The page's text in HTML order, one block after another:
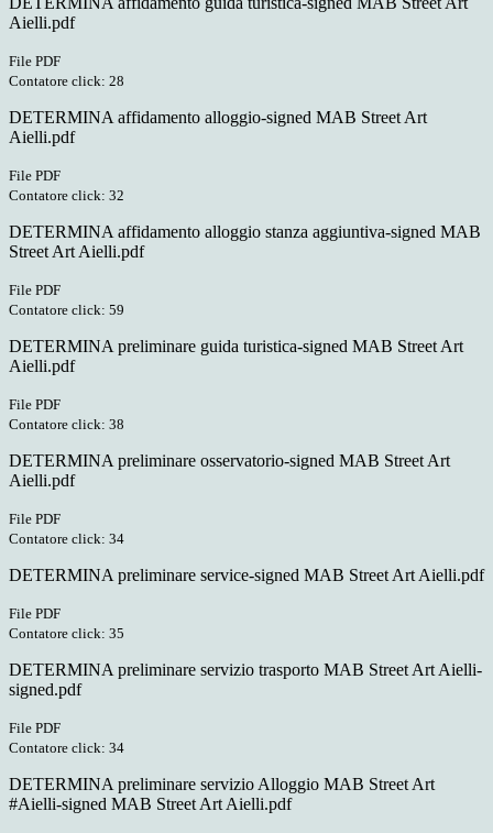
Aielli.pdf
File PDF
Contatore click: 28
DETERMINA affidamento alloggio-signed MAB Street Art
Aielli.pdf
File PDF
Contatore click: 32
DETERMINA affidamento alloggio stanza aggiuntiva-signed MAB
Street Art Aielli.pdf
File PDF
Contatore click: 59
DETERMINA preliminare guida turistica-signed MAB Street Art
Aielli.pdf
File PDF
Contatore click: 38
DETERMINA preliminare osservatorio-signed MAB Street Art
Aielli.pdf
File PDF
Contatore click: 34
DETERMINA preliminare service-signed MAB Street Art Aielli.pdf
File PDF
Contatore click: 35
DETERMINA preliminare servizio trasporto MAB Street Art Aielli-
signed.pdf
File PDF
Contatore click: 34
DETERMINA preliminare servizio Alloggio MAB Street Art
#Aielli-signed MAB Street Art Aielli.pdf